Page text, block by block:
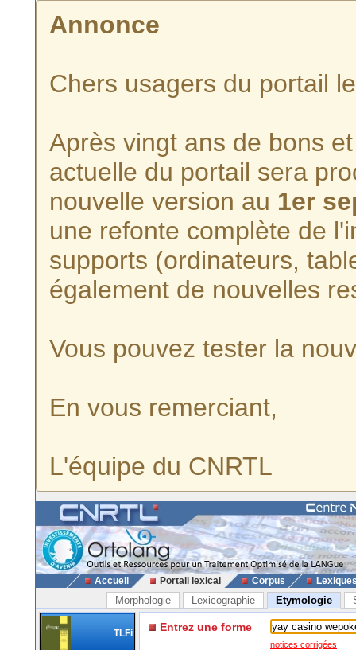
Annonce
Chers usagers du portail
Après vingt ans de bons
actuelle du portail sera
nouvelle version au 1er
une refonte complète de
supports (ordinateurs,
également de nouvelles
Vous pouvez tester la
En vous remerciant,
L'équipe du CNRTL
Accueil Portail lexical Corpus
Morphologie Lexicographie Etymologie
TLFi Entrez une forme
notices corrigées